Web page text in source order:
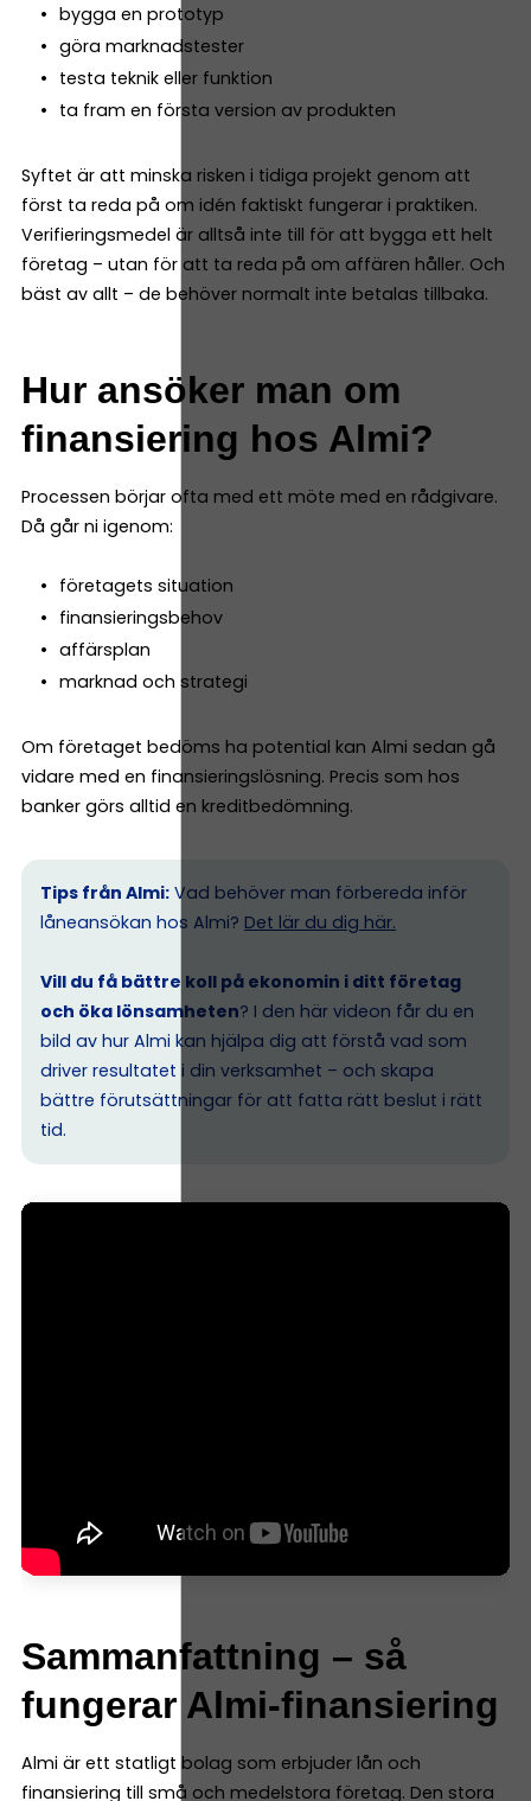
bygga en prototyp
göra marknadstester
testa teknik eller funktion
ta fram en första version av produkten
Syftet är att minska risken i tidiga projekt genom att
först ta reda på om idén faktiskt fungerar i praktiken.
Verifieringsmedel är alltså inte till för att bygga ett helt
företag – utan för att ta reda på om affären håller. Och
bäst av allt – de behöver normalt inte betalas tillbaka.
Hur ansöker man om
finansiering hos Almi?
Processen börjar ofta med ett möte med en rådgivare.
Då går ni igenom:
företagets situation
finansieringsbehov
affärsplan
marknad och strategi
Om företaget bedöms ha potential kan Almi sedan gå
vidare med en finansieringslösning. Precis som hos
banker görs alltid en kreditbedömning.
Tips från Almi: Vad behöver man förbereda inför
låneansökan hos Almi? Det lär du dig här.
Vill du få bättre koll på ekonomin i ditt företag
och öka lönsamheten? I den här videon får du en
bild av hur Almi kan hjälpa dig att förstå vad som
driver resultatet i din verksamhet – och skapa
bättre förutsättningar för att fatta rätt beslut i rätt
tid.
Sammanfattning – så
fungerar Almi-finansiering
Almi är ett statligt bolag som erbjuder lån och
finansiering till små och medelstora företag. Den stora